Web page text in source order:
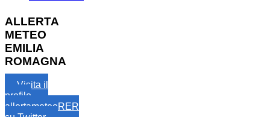
ALLERTA
METEO
EMILIA
ROMAGNA
Visita il
profilo
allertameteoRER